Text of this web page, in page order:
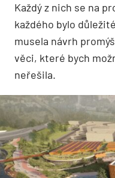
Každý z nich se na
každého bylo
musela návrh
věci, které bych
neřešila.